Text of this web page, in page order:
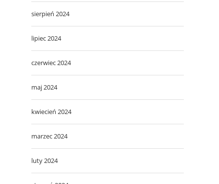
sierpień 2024
lipiec 2024
czerwiec 2024
maj 2024
kwiecień 2024
marzec 2024
luty 2024